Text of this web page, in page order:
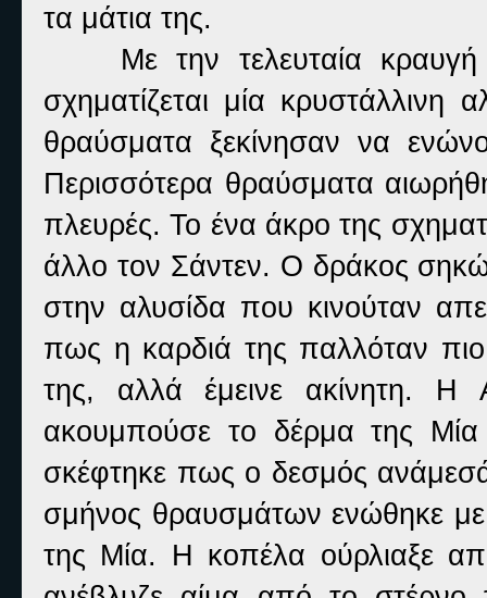
τα μάτια της.
Με την τελευταία κραυγή
σχηματίζεται μία
θραύσματα ξεκίνησαν να
Περισσότερα θραύσματα
πλευρές. Το ένα άκρο της
άλλο τον Σάντεν. Ο δράκος
στην αλυσίδα που κινούταν
πως η καρδιά της παλλόταν
της, αλλά έμεινε ακίνητη.
ακουμπούσε το δέρμα της Μία
σκέφτηκε πως ο δεσμός ανάμεσά
σμήνος θραυσμάτων ενώθηκε
της Μία. Η κοπέλα ούρλιαξε